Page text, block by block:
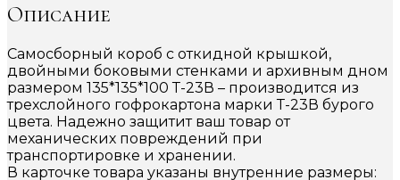
Описание
Самосборный короб с откидной крышкой,
двойными боковыми стенками и архивным дном
размером 135*135*100 Т-23В – производится из
трехслойного гофрокартона марки Т-23В бурого
цвета. Надежно защитит ваш товар от
механических повреждений при
транспортировке и хранении.
В карточке товара указаны внутренние размеры: